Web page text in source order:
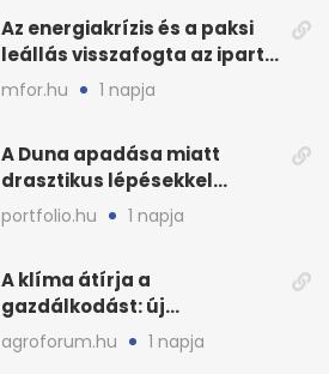
Az energiakrízis és a paksi
leállás visszafogta az ipart,
nyáron kisebb a kár
mfor.hu 1 napja
A Duna apadása miatt
drasztikus lépésekkel
védenék a cernavodăi
atomerőművet
portfolio.hu 1 napja
A klíma átírja a
gazdálkodást: új
megoldásokat keres a
mezőgazdaság
agroforum.hu 1 napja